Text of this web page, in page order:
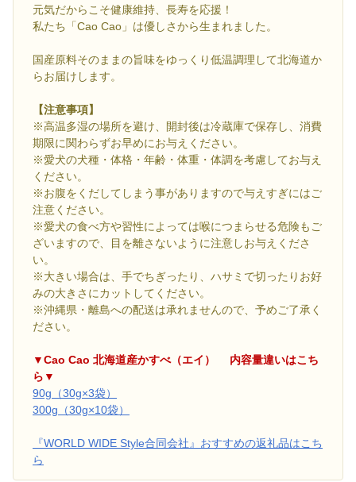
元気だからこそ健康維持、長寿を応援！
私たち「Cao Cao」は優しさから生まれました。
国産原料そのままの旨味をゆっくり低温調理して北海道か
らお届けします。
【注意事項】
※高温多湿の場所を避け、開封後は冷蔵庫で保存し、消費
期限に関わらずお早めにお与えください。
※愛犬の犬種・体格・年齢・体重・体調を考慮してお与え
ください。
※お腹をくだしてしまう事がありますので与えすぎにはご
注意ください。
※愛犬の食べ方や習性によっては喉につまらせる危険もご
ざいますので、目を離さないように注意しお与えくださ
い。
※大きい場合は、手でちぎったり、ハサミで切ったりお好
みの大きさにカットしてください。
※沖縄県・離島への配送は承れませんので、予めご了承く
ださい。
▼Cao Cao 北海道産かすべ（エイ） 内容量違いはこち
ら▼
90g（30g×3袋）
300g（30g×10袋）
『WORLD WIDE Style合同会社』おすすめの返礼品はこち
ら